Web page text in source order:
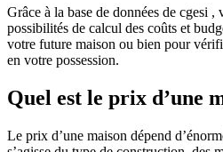
Grâce à la base de données de cgesi ,
possibilités de calcul des coûts et
votre future maison ou bien pour
en votre possession.
Quel est le prix d’une
Le prix d’une maison dépend